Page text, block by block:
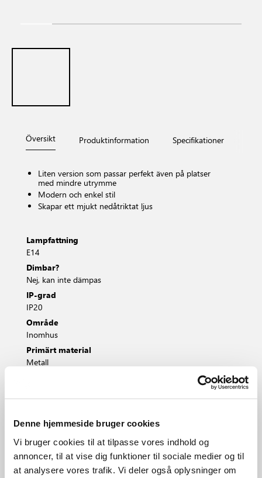
Denne hjemmeside bruger cookies
Vi bruger cookies til at tilpasse vores indhold og
annoncer, til at vise dig funktioner til sociale medier og til
at analysere vores trafik. Vi deler også oplysninger om
Översikt Produktinformation Specifikationer
Liten version som passar perfekt även på platser
med mindre utrymme
Modern och enkel stil
Skapar ett mjukt nedåtriktat ljus
Lampfattning
E14
Dimbar?
Nej, kan inte dämpas
IP-grad
IP20
Område
Inomhus
Primärt material
Metall
2213745023
2213745006
2213745009